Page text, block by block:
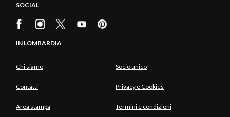
SOCIAL
IN LOMBARDIA
Chi siamo Socio unico
Contatti Privacy e Cookies
Area stampa Termini e condizioni